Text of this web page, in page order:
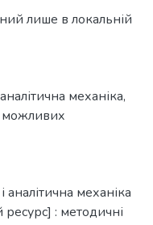
лише в локальній
аналітична механіка,
механіка
: методичні